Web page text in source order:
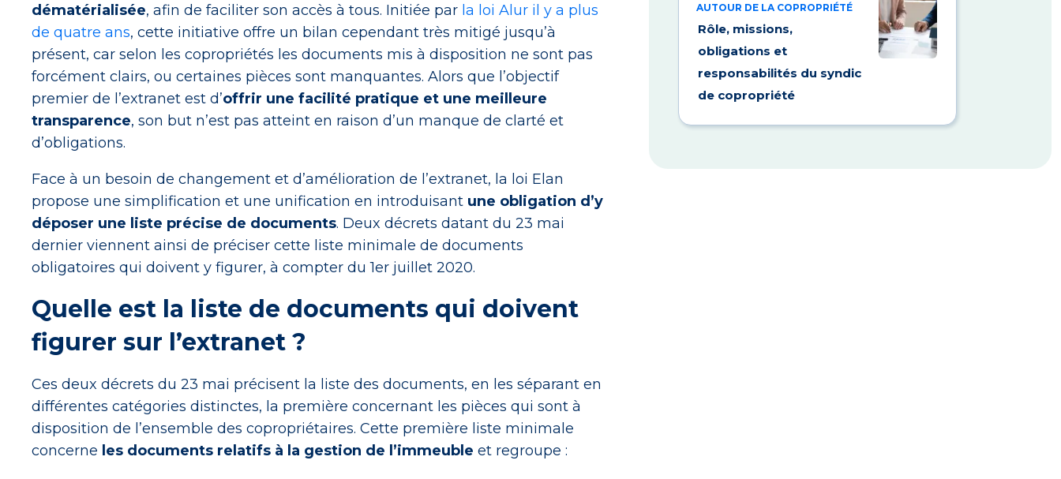
dématérialisée, afin de faciliter son accès à tous. Initiée par la loi Alur il y a plus
de quatre ans, cette initiative offre un bilan cependant très mitigé jusqu’à
présent, car selon les copropriétés les documents mis à disposition ne sont pas
forcément clairs, ou certaines pièces sont manquantes. Alors que l’objectif
premier de l’extranet est d’offrir une facilité pratique et une meilleure
transparence, son but n’est pas atteint en raison d’un manque de clarté et
d’obligations.
Face à un besoin de changement et d’amélioration de l’extranet, la loi Elan
propose une simplification et une unification en introduisant une obligation d’y
déposer une liste précise de documents. Deux décrets datant du 23 mai
dernier viennent ainsi de préciser cette liste minimale de documents
obligatoires qui doivent y figurer, à compter du 1er juillet 2020.
Quelle est la liste de documents qui doivent
figurer sur l’extranet ?
Ces deux décrets du 23 mai précisent la liste des documents, en les séparant en
différentes catégories distinctes, la première concernant les pièces qui sont à
disposition de l’ensemble des copropriétaires. Cette première liste minimale
concerne les documents relatifs à la gestion de l’immeuble et regroupe :
AUTOUR DE LA COPROPRIÉTÉ
Rôle, missions,
obligations et
responsabilités du syndic
de copropriété